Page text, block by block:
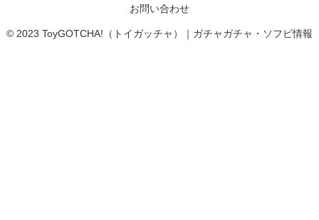
お問い合わせ
© 2023 ToyGOTCHA!（トイガッチャ）｜ガチャガチャ・ソフビ情報